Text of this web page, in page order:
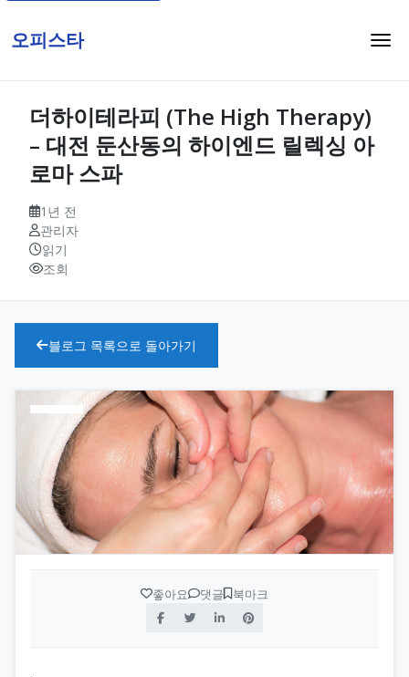
오피스타
더하이테라피 (The High Therapy)
– 대전 둔산동의 하이엔드 릴렉싱 아
로마 스파
1년 전
관리자
읽기
조회
블로그 목록으로 돌아가기
좋아요 댓글 북마크